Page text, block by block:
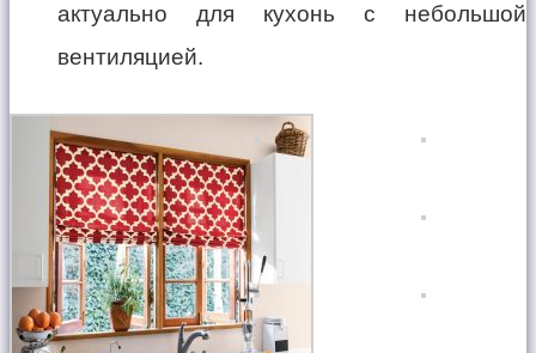
актуально для кухонь с небольшой
вентиляцией.